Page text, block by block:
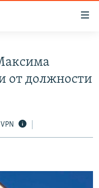
от должности